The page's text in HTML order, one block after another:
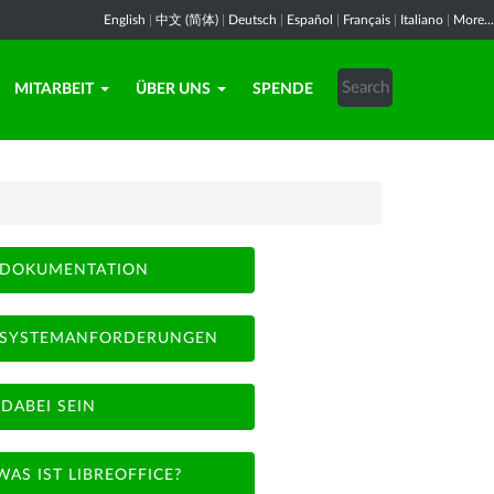
English 中文 (简体) Deutsch Español Français Italiano More...
MITARBEIT ÜBER UNS SPENDE
DOKUMENTATION
SYSTEMANFORDERUNGEN
DABEI SEIN
IST LIBREOFFICE?